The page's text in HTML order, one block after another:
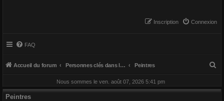
Connexion
Inscription
FAQ
Accueil du forum Personnes clés dans le domaine de la construction Peintres
c
Nous sommes le ven. août 07, 2026 5:41 pm
Peintres